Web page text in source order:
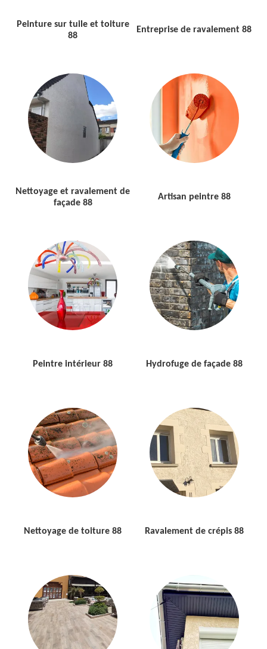
Peinture sur tuile et toiture
88
Entreprise de ravalement 88
Nettoyage et ravalement de
façade 88
Artisan peintre 88
Peintre intérieur 88 Hydrofuge de façade 88
Nettoyage de toiture 88 Ravalement de crépis 88